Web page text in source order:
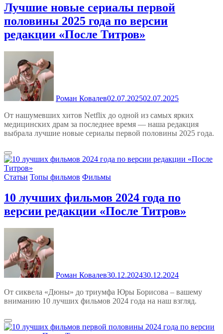
Лучшие новые сериалы первой
половины 2025 года по версии
редакции «После Титров»
Роман Ковалев02.07.202502.07.2025
От нашумевших хитов Netflix до одной из самых ярких
медицинских драм за последнее время — наша редакция
выбрала лучшие новые сериалы первой половины 2025 года.
Статьи Топы фильмов Фильмы
10 лучших фильмов 2024 года по
версии редакции «После Титров»
Роман Ковалев30.12.202430.12.2024
От сиквела «Дюны» до триумфа Юры Борисова – вашему
вниманию 10 лучших фильмов 2024 года на наш взгляд.